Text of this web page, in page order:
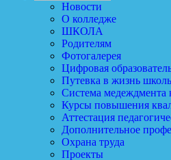
Новости
О колледже
ШКОЛА
Родителям
Фотогалерея
Цифровая
Путевка в жизнь
Система медеждмента
Курсы повышения
Аттестация
Дополнительное
Охрана труда
Проекты